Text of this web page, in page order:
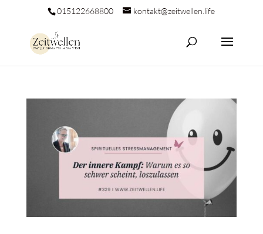
015122668800 kontakt@zeitwellen.life